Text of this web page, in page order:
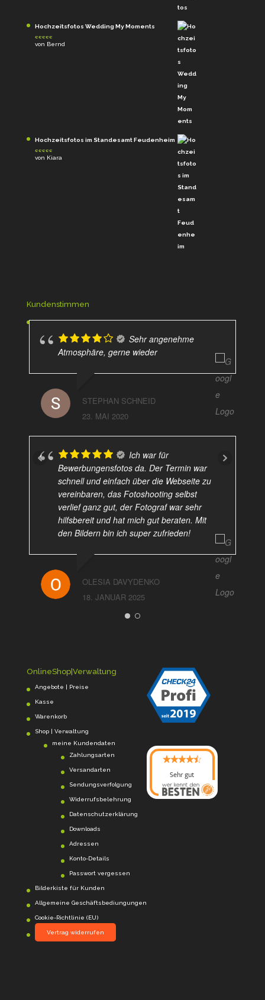
Hochzeitsfotos Wedding My Moments
Bewertet
von Bernd
Hochzeitsfotos im Standesamt Feudenheim
Bewertet
von Kiara
Kundenstimmen
Sehr angenehme
Atmosphäre, gerne wieder
STEPHAN SCHNEID
23. MAI 2020
Ich war für
Bewerbungensfotos da. Der Termin war
schnell und einfach über die Webseite zu
vereinbaren, das Fotoshooting selbst
verlief ganz gut, der Fotograf war sehr
hilfsbereit und hat mich gut beraten. Mit
den Bildern bin ich super zufrieden!
OLESIA DAVYDENKO
18. JANUAR 2025
OnlineShop|Verwaltung
Angebote | Preise
Kasse
Warenkorb
Shop | Verwaltung
meine Kundendaten
Zahlungsarten
Versandarten
Sendungsverfolgung
Widerrufsbelehrung
Datenschutzerklärung
Downloads
Adressen
Konto-Details
Passwort vergessen
Bilderkiste für Kunden
Allgemeine Geschäftsbediungungen
Cookie-Richtlinie (EU)
Vertrag widerrufen
Sehr gut
08/2026
Photo-Proßwitzhat